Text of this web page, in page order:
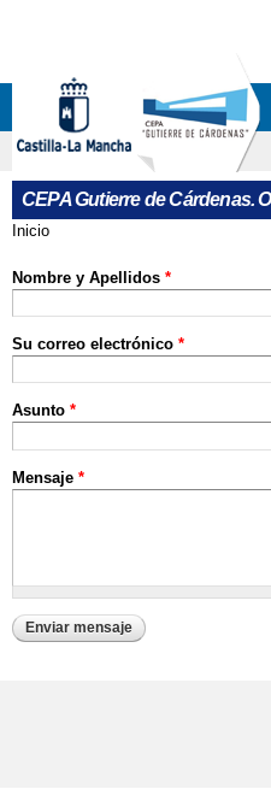
CEPA Gutierre de Cárdenas.
Se encuentra
Inicio
Nombre y Apellidos *
Su correo electrónico *
Asunto *
Mensaje *